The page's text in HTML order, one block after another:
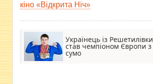
кіно «Відкрита Ніч»
Українець із Решетилівки
став чемпіоном Європи з
сумо